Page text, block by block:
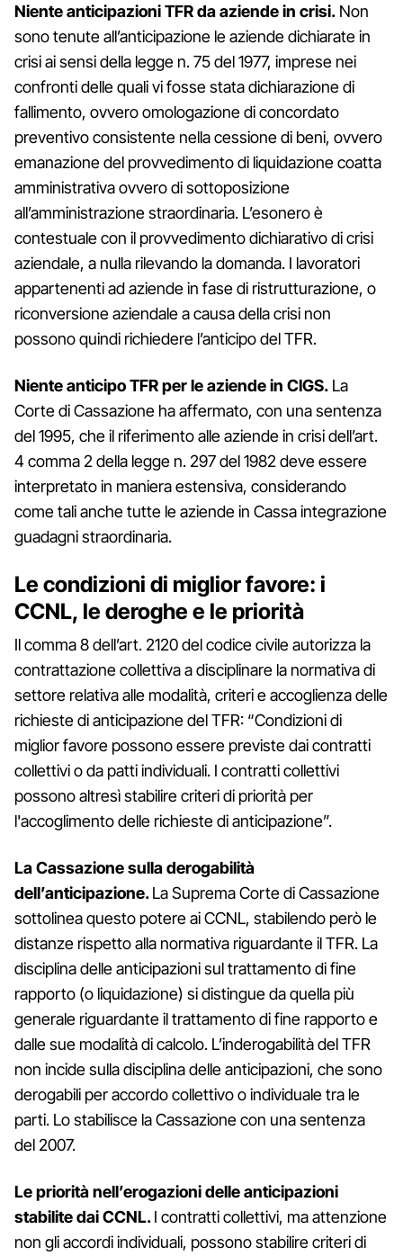
Niente anticipazioni TFR da aziende in crisi. Non
sono tenute all’anticipazione le aziende dichiarate in
crisi ai sensi della legge n. 75 del 1977, imprese nei
confronti delle quali vi fosse stata dichiarazione di
fallimento, ovvero omologazione di concordato
preventivo consistente nella cessione di beni, ovvero
emanazione del provvedimento di liquidazione coatta
amministrativa ovvero di sottoposizione
all’amministrazione straordinaria. L’esonero è
contestuale con il provvedimento dichiarativo di crisi
aziendale, a nulla rilevando la domanda. I lavoratori
appartenenti ad aziende in fase di ristrutturazione, o
riconversione aziendale a causa della crisi non
possono quindi richiedere l’anticipo del TFR.
Niente anticipo TFR per le aziende in CIGS. La
Corte di Cassazione ha affermato, con una sentenza
del 1995, che il riferimento alle aziende in crisi dell’art.
4 comma 2 della legge n. 297 del 1982 deve essere
interpretato in maniera estensiva, considerando
come tali anche tutte le aziende in Cassa integrazione
guadagni straordinaria.
Le condizioni di miglior favore: i
CCNL, le deroghe e le priorità
Il comma 8 dell’art. 2120 del codice civile autorizza la
contrattazione collettiva a disciplinare la normativa di
settore relativa alle modalità, criteri e accoglienza delle
richieste di anticipazione del TFR: “Condizioni di
miglior favore possono essere previste dai contratti
collettivi o da patti individuali. I contratti collettivi
possono altresì stabilire criteri di priorità per
l'accoglimento delle richieste di anticipazione”.
La Cassazione sulla derogabilità
dell’anticipazione.La Suprema Corte di Cassazione
sottolinea questo potere ai CCNL, stabilendo però le
distanze rispetto alla normativa riguardante il TFR. La
disciplina delle anticipazioni sul trattamento di fine
rapporto (o liquidazione) si distingue da quella più
generale riguardante il trattamento di fine rapporto e
dalle sue modalità di calcolo. L’inderogabilità del TFR
non incide sulla disciplina delle anticipazioni, che sono
derogabili per accordo collettivo o individuale tra le
parti. Lo stabilisce la Cassazione con una sentenza
del 2007.
Le priorità nell’erogazioni delle anticipazioni
stabilite dai CCNL.I contratti collettivi, ma attenzione
non gli accordi individuali, possono stabilire criteri di